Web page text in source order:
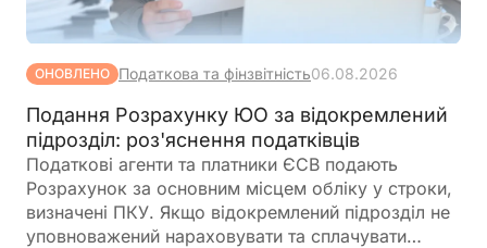
ОНОВЛЕНО Податкова та фінзвітність06.08.2026
Подання Розрахунку ЮО за відокремлений
підрозділ: роз'яснення податківців
Податкові агенти та платники ЄСВ подають
Розрахунок за основним місцем обліку у строки,
визначені ПКУ. Якщо відокремлений підрозділ не
уповноважений нараховувати та сплачувати